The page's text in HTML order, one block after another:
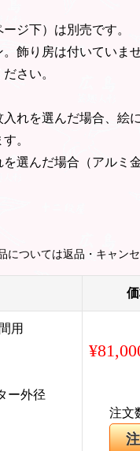
ージ下）は別売です。
飾り房は付いていま
さい。
れを選んだ場合、絵
。
選んだ場合（アルミ
については返品・キャン
用
ー外径
注文